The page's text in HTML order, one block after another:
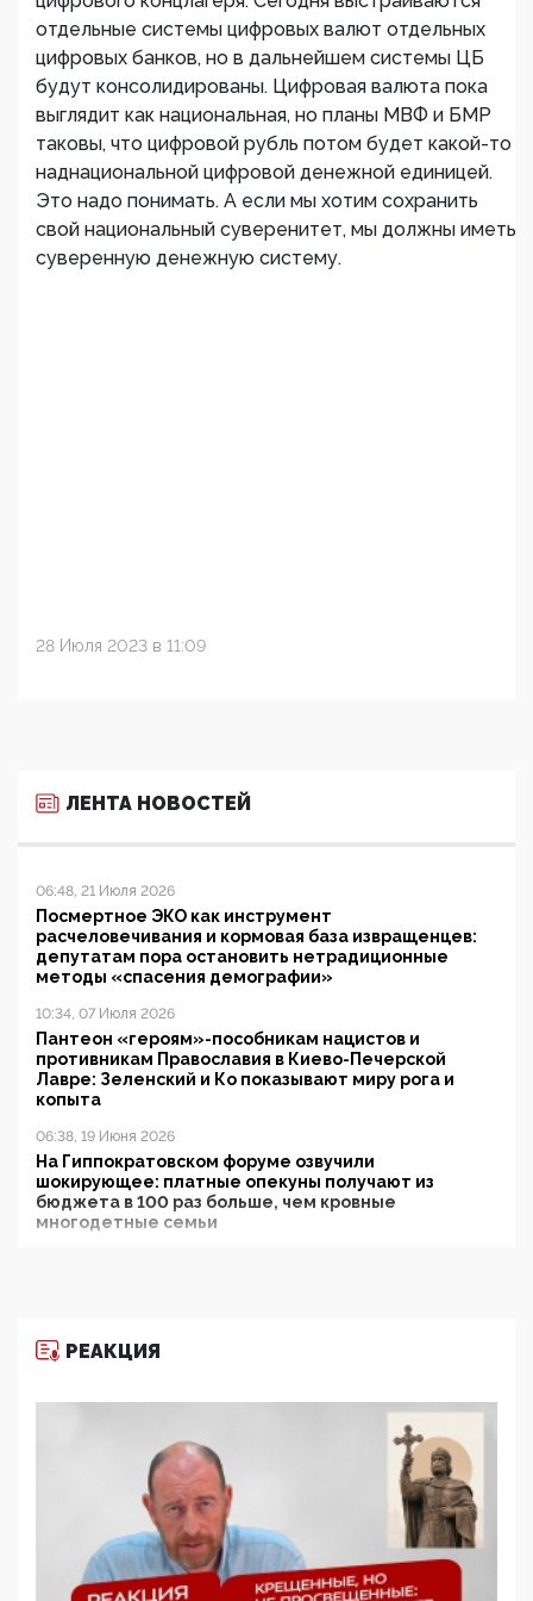
отдельные системы цифровых валют отдельных
цифровых банков, но в дальнейшем системы ЦБ
будут консолидированы. Цифровая валюта пока
выглядит как национальная, но планы МВФ и БМР
таковы, что цифровой рубль потом будет какой-то
наднациональной цифровой денежной единицей.
Это надо понимать. А если мы хотим сохранить
свой национальный суверенитет, мы должны иметь
суверенную денежную систему.
28 Июля 2023 в 11:09
ЛЕНТА НОВОСТЕЙ
06:48, 21 Июля 2026
Посмертное ЭКО как инструмент
расчеловечивания и кормовая база извращенцев:
депутатам пора остановить нетрадиционные
методы «спасения демографии»
10:34, 07 Июля 2026
Пантеон «героям»-пособникам нацистов и
противникам Православия в Киево-Печерской
Лавре: Зеленский и Ко показывают миру рога и
копыта
06:38, 19 Июня 2026
На Гиппократовском форуме озвучили
шокирующее: платные опекуны получают из
бюджета в 100 раз больше, чем кровные
многодетные семьи
11:53, 09 Июня 2026
деятельность ИИТО ЮНЕСКО в России, но
цифроглобалисты продолжают определять
повестку в образовании
09:43, 01 Июня 2026
5G за счет здоровья граждан: Минцифры намерено
отобрать у регионов и муниципалитетов право
защищать жилые дома и социальные объекты от
РЕАКЦИЯ